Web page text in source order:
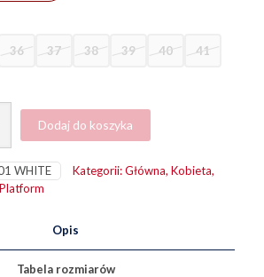
36 37 38 39 40 41
Dodaj do koszyka
WHITE Kategorii:Główna, Kobieta,
Platform
Opis
Tabela rozmiarów